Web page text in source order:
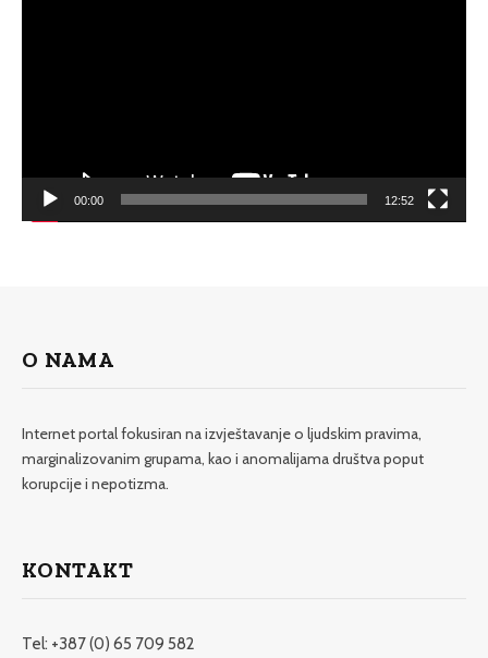
00:00 12:52
O NAMA
Internet portal fokusiran na izvještavanje o ljudskim pravima,
marginalizovanim grupama, kao i anomalijama društva poput
korupcije i nepotizma.
KONTAKT
Tel: +387 (0) 65 709 582